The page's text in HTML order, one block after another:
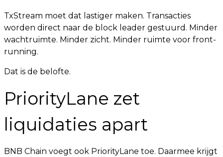
TxStream moet dat lastiger maken. Transacties
worden direct naar de block leader gestuurd. Minder
wachtruimte. Minder zicht. Minder ruimte voor front-
running.
Dat is de belofte.
PriorityLane zet
liquidaties apart
BNB Chain voegt ook PriorityLane toe. Daarmee krijgt